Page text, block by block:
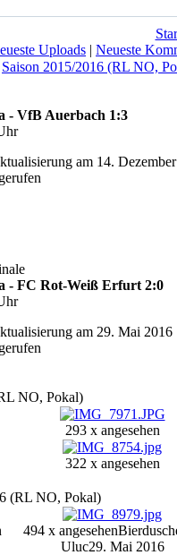
Uploads | Neueste
Saison 2015/2016 (RL NO,
- VfB Auerbach 1:3
am 14.
- FC Rot-Weiß Erfurt 2:0
am 29. Mai 2016
NO, Pokal)
293 x angesehen
322 x angesehen
(RL NO, Pokal)
494 x angesehen
Uluc29. Mai 2016